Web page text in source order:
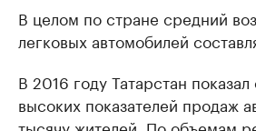
В целом по стране средний
легковых автомобилей
В 2016 году Татарстан
высоких показателей продаж